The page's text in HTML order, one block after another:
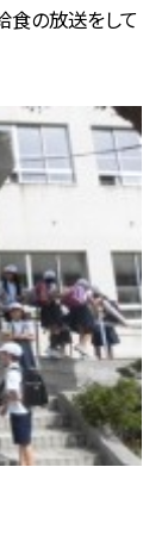
食の放送をして